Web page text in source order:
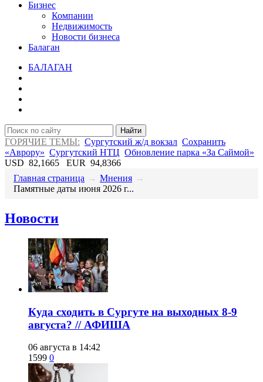
Бизнес
Компании
Недвижимость
Новости бизнеса
Балаган
БАЛАГАН
Найти
ГОРЯЧИЕ ТЕМЫ: Сургутский ж/д вокзал Сохранить
«Аврору» Сургутский НТЦ Обновление парка «За Саймой»
USD 82,1665 EUR 94,8366
Главная страница → Мнения →
​Памятные даты июня 2026 г...
Новости
​Куда сходить в Сургуте на выходных 8-9
августа? // АФИША
06 августа в 14:42
1599 0